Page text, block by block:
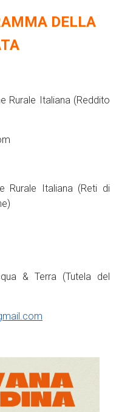
DELLA
Rurale Italiana (Reddito
Rurale Italiana (Reti di
& Terra (Tutela del